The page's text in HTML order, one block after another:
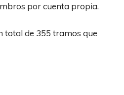
por cuenta propia.
total de 355 tramos que